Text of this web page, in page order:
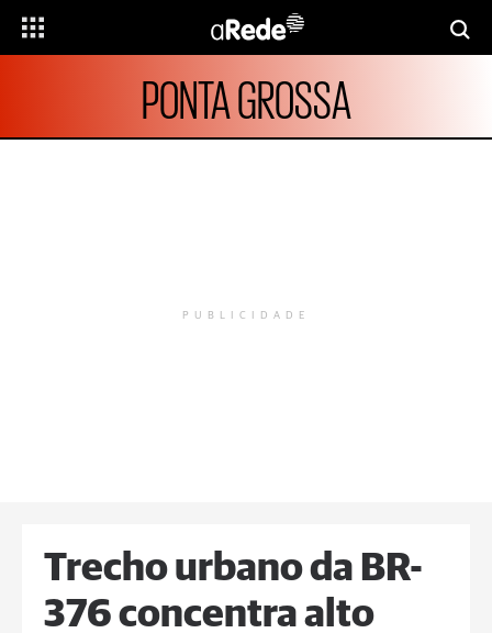
PONTA GROSSA
PUBLICIDADE
Trecho urbano da BR-
376 concentra alto